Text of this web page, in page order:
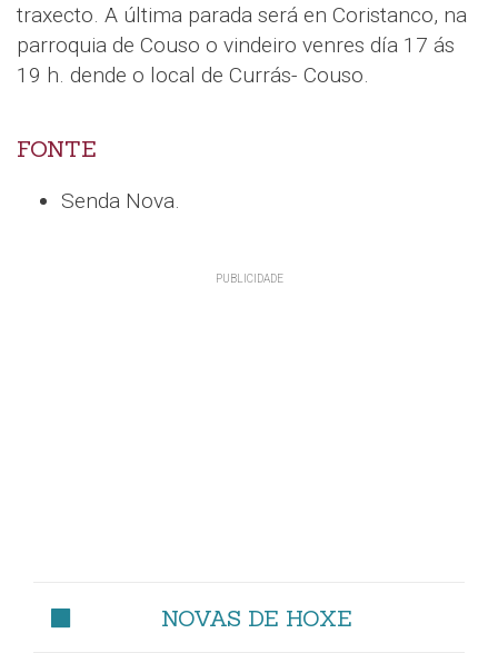
traxecto. A última parada será en Coristanco, na
parroquia de Couso o vindeiro venres día 17 ás
19 h. dende o local de Currás- Couso.
FONTE
Senda Nova.
NOVAS DE HOXE